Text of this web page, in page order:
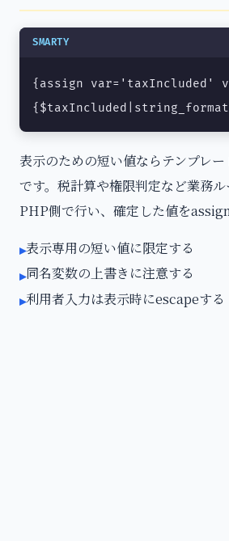
SMARTY
{assign var='taxIncluded'
表示のための短い値ならテンプレ
です。税計算や権限判定など業務
PHP側で行い、確定した値をassign
▸表示専用の短い値に限定する
▸同名変数の上書きに注意する
▸利用者入力は表示時にescapeする